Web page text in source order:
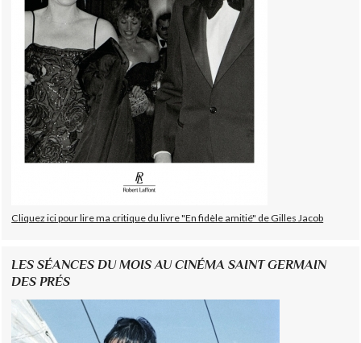
Cliquez ici pour lire ma critique du livre "En fidèle amitié" de Gilles Jacob
LES SÉANCES DU MOIS AU CINÉMA SAINT GERMAIN
DES PRÉS